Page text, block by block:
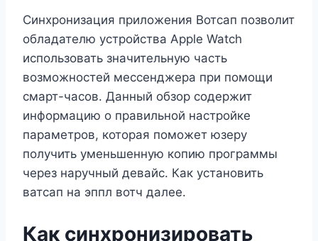
Синхронизация приложения Вотсап позволит
обладателю устройства Apple Watch
использовать значительную часть
возможностей мессенджера при помощи
смарт-часов. Данный обзор содержит
информацию о правильной настройке
параметров, которая поможет юзеру
получить уменьшенную копию программы
через наручный девайс. Как установить
ватсап на эппл вотч далее.
Как синхронизировать